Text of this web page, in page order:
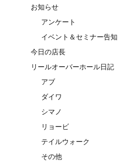
お知らせ
アンケート
イベント＆セミナー告知
今日の店長
リールオーバーホール日記
アブ
ダイワ
シマノ
リョービ
テイルウォーク
その他